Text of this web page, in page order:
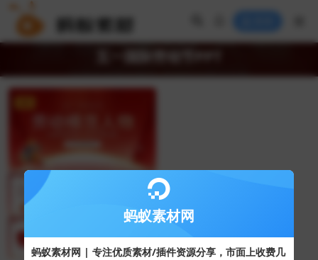
蚂蚁素材网
蚂蚁素材网 | 专注优质素材/插件资源分享，市面上收费几